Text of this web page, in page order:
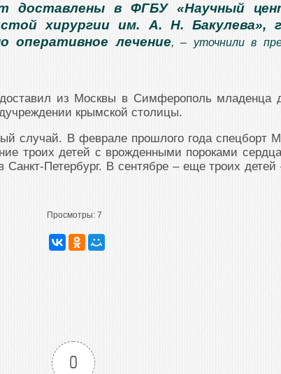
доставлены в ФГБУ «Научный
хирургии им. А. Н. Бакулева»,
оперативное лечение, – уточнили в
из Москвы в Симферополь младенца
крымской столицы.
случай. В феврале прошлого года спецборт
троих детей с врожденными пороками
Петербург. В сентябре – еще троих детей
Просмотры: 7
0